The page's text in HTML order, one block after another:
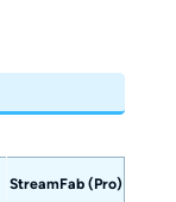
StreamFab (Pro)